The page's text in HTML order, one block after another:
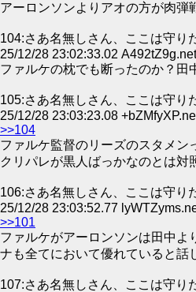
アーロンソンよりアオの方が肉弾
104:さあ名無しさん、ここは守り
25/12/28 23:02:33.02 A492tZ9g.net
ファルケの枕でも断ったのか？田
105:さあ名無しさん、ここは守り
25/12/28 23:03:23.08
>>104
ファルケ監督のリーズのスタメン
クリパレが黒人ばっかなのとは対
106:さあ名無しさん、ここは守り
25/12/28 23:03:52.77
>>101
ファルケがアーロンソンは田中よ
ナも全てにおいて優れていると話
107:さあ名無しさん、ここは守り